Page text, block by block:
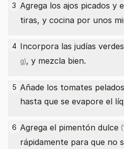
3 Agrega los ajos picados y
tiras, y cocina por unos
4 Incorpora las judías verdes
g), y mezcla bien.
5 Añade los tomates
hasta que se evapore el
6 Agrega el pimentón dulce
rápidamente para que no